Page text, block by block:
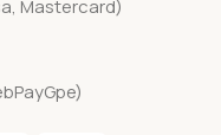
Mastercard)